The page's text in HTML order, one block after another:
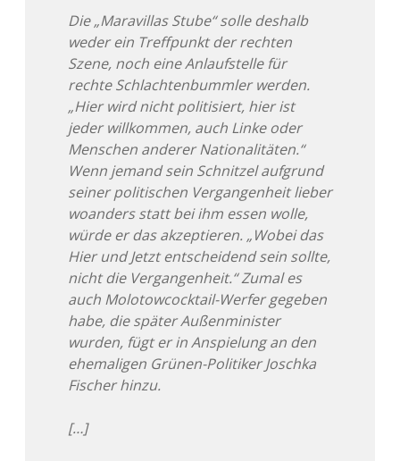
Die „Maravillas Stube“ solle deshalb
weder ein Treffpunkt der rechten
Szene, noch eine Anlaufstelle für
rechte Schlachtenbummler werden.
„Hier wird nicht politisiert, hier ist
jeder willkommen, auch Linke oder
Menschen anderer Nationalitäten.“
Wenn jemand sein Schnitzel aufgrund
seiner politischen Vergangenheit lieber
woanders statt bei ihm essen wolle,
würde er das akzeptieren. „Wobei das
Hier und Jetzt entscheidend sein sollte,
nicht die Vergangenheit.“ Zumal es
auch Molotowcocktail-Werfer gegeben
habe, die später Außenminister
wurden, fügt er in Anspielung an den
ehemaligen Grünen-Politiker Joschka
Fischer hinzu.
[…]